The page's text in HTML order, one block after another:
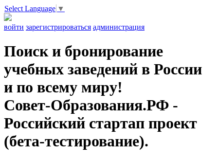
Select Language ▼
войти зарегистрироваться администрация
Поиск и бронирование
учебных заведений в России
и по всему миру!
Совет-Образования.РФ -
Российский стартап проект
(бета-тестирование).